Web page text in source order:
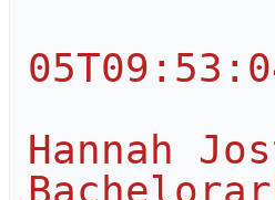
Hannah